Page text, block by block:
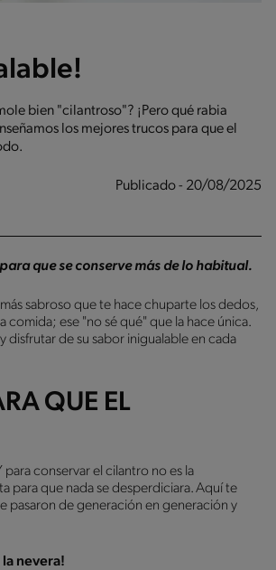
bien "cilantroso"? ¡Pero qué rabia
los mejores trucos para que el
Publicado - 20/08/2025
que se conserve más de lo habitual.
sabroso que te hace chuparte los dedos,
comida; ese "no sé qué" que la hace única.
disfrutar de su sabor inigualable en cada
QUE EL
conservar el cilantro no es la
para que nada se desperdiciara. Aquí te
pasaron de generación en generación y
nevera!